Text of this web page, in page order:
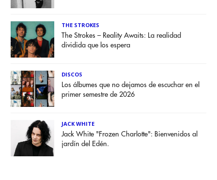
THE STROKES
The Strokes – Reality Awaits: La realidad
dividida que los espera
DISCOS
Los álbumes que no dejamos de escuchar en el
primer semestre de 2026
JACK WHITE
Jack White "Frozen Charlotte": Bienvenidos al
jardín del Edén.